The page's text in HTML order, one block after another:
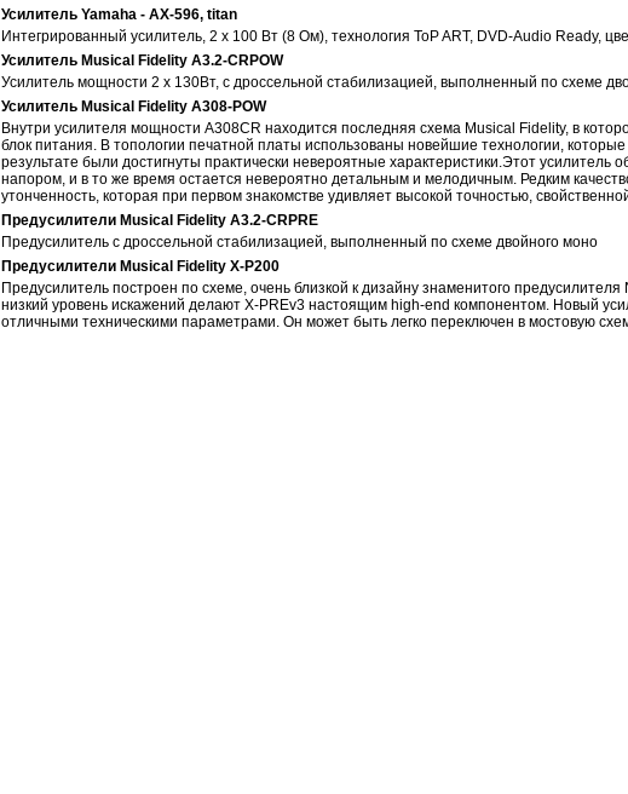
Усилитель Yamaha - AX-596, titan
Интегрированный усилитель, 2 х 100 Вт (8 Ом), технология ToP ART, DVD-Audio Ready,
Усилитель Musical Fidelity A3.2-CRPOW
Усилитель мощности 2 х 130Вт, с дроссельной стабилизацией, выполненный по схеме
Усилитель Musical Fidelity A308-POW
Внутри усилителя мощности A308CR находится последняя схема Musical Fidelity, в
блок питания. В топологии печатной платы использованы новейшие технологии,
результате были достигнуты практически невероятные характеристики.Этот
напором, и в то же время остается невероятно детальным и мелодичным. Редким
утонченность, которая при первом знакомстве удивляет высокой точностью,
Предусилители Musical Fidelity A3.2-CRPRE
Предусилитель с дроссельной стабилизацией, выполненный по схеме двойного моно
Предусилители Musical Fidelity X-P200
Предусилитель построен по схеме, очень близкой к дизайну знаменитого
низкий уровень искажений делают X-PREv3 настоящим high-end компонентом. Новый
отличными техническими параметрами. Он может быть легко переключен в мостовую